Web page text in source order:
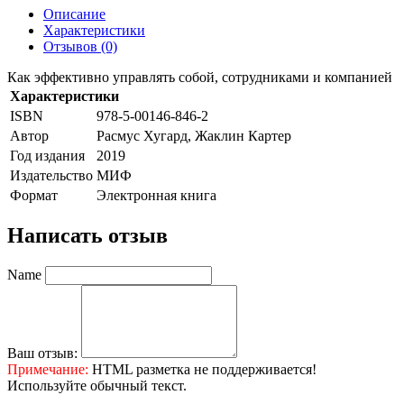
Описание
Характеристики
Отзывов (0)
Как эффективно управлять собой, сотрудниками и компанией
Характеристики
ISBN
978-5-00146-846-2
Автор
Расмус Хугард, Жаклин Картер
Год издания
2019
Издательство МИФ
Формат
Электронная книга
Написать отзыв
Name
Ваш отзыв:
Примечание: HTML разметка не поддерживается!
Используйте обычный текст.